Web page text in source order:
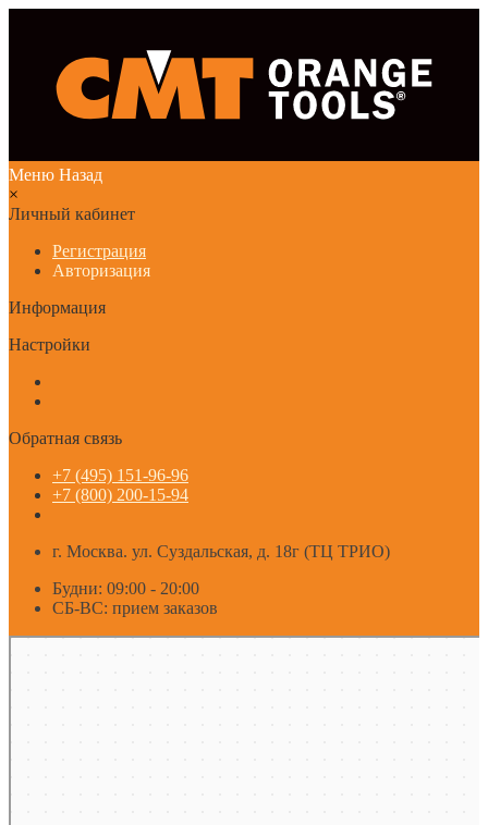
Меню Назад
×
Личный кабинет
Регистрация
Авторизация
Информация
Настройки
Обратная связь
+7 (495) 151-96-96
+7 (800) 200-15-94
г. Москва. ул. Суздальская, д. 18г (ТЦ ТРИО)
Будни: 09:00 - 20:00
СБ-ВС: прием заказов